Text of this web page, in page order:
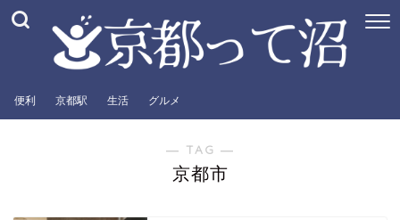
便利 京都駅 生活 グルメ
― TAG ―
京都市